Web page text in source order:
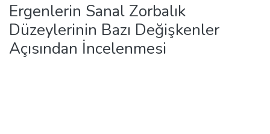
Ergenlerin Sanal Zorbalık
Düzeylerinin Bazı Değişkenler
Açısından İncelenmesi